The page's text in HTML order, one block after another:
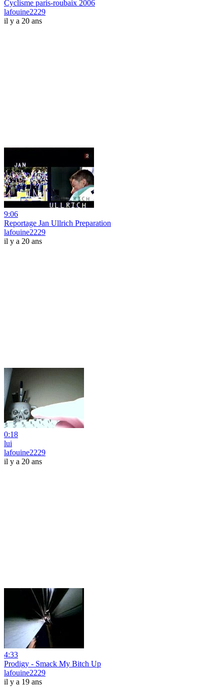
Cyclisme paris-roubaix 2006
lafouine2229
il y a 20 ans
9:06
Reportage Jan Ullrich Preparation
lafouine2229
il y a 20 ans
0:18
lui
lafouine2229
il y a 20 ans
4:33
Prodigy - Smack My Bitch Up
lafouine2229
il y a 19 ans